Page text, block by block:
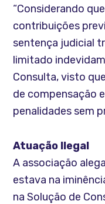
“Considerando
contribuições
sentença judicial
limitado
Consulta, visto
de compensação
penalidades sem
Atuação Ilegal
A associação
estava na
na Solução de